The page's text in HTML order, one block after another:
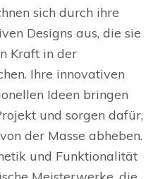
sich durch ihre
Designs aus, die sie
Kraft in der
Ihre innovativen
Ideen bringen
und sorgen dafür,
der Masse abheben.
und Funktionalität